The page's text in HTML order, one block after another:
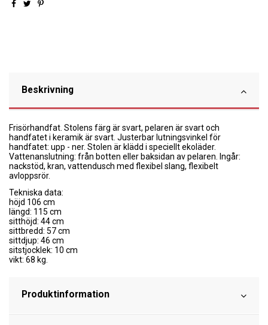
Beskrivning
Frisörhandfat. Stolens färg är svart, pelaren är svart och
handfatet i keramik är svart. Justerbar lutningsvinkel för
handfatet: upp - ner. Stolen är klädd i speciellt ekoläder.
Vattenanslutning: från botten eller baksidan av pelaren. Ingår:
nackstöd, kran, vattendusch med flexibel slang, flexibelt
avloppsrör.
Tekniska data:
höjd 106 cm
längd: 115 cm
sitthöjd: 44 cm
sittbredd: 57 cm
sittdjup: 46 cm
sitstjocklek: 10 cm
vikt: 68 kg.
Produktinformation